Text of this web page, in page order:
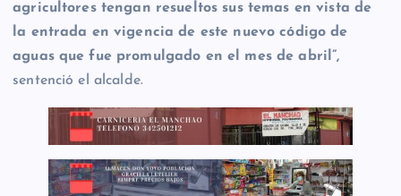
agricultores tengan resueltos sus temas en vista de
la entrada en vigencia de este nuevo código de
aguas que fue promulgado en el mes de abril”,
sentenció el alcalde.